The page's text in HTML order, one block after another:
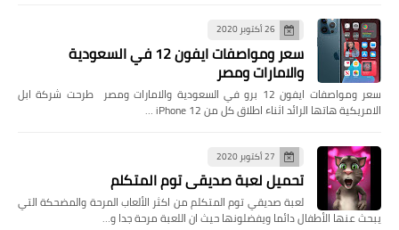
26 أكتوبر 2020
سعر ومواصفات ايفون 12 في السعودية
والامارات ومصر
سعر ومواصفات ايفون 12 برو في السعودية والامارات ومصر طرحت شركة ابل
الامريكية هاتها الرائد اثناء اطلاق كل من iPhone 12 …
27 أكتوبر 2020
تحميل لعبة صديقي توم المتكلم
لعبة صديقي توم المتكلم من اكثر الألعاب المرحة والمضحكة التي
يبحث عنها الأطفال دائما ويفضلونها حيث ان اللعبة مرحة جدا و…